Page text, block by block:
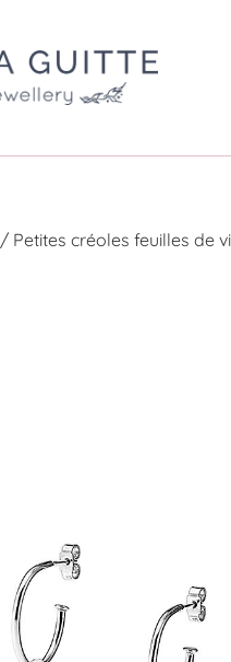
/ Petites créoles feuilles de